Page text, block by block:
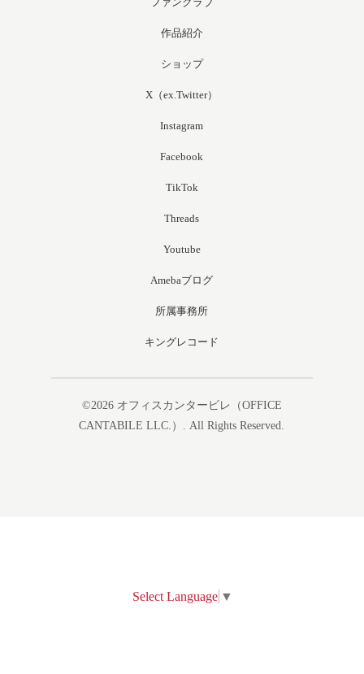
Select Language ▼
作品紹介
ショップ
X（ex.Twitter）
Instagram
Facebook
TikTok
Threads
Youtube
Amebaブログ
所属事務所
キングレコード
©2026 オフィスカンタービレ（OFFICE
CANTABILE LLC.）
. All Rights Reserved.